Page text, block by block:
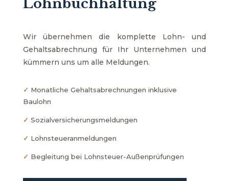
Lohnbuchhaltung
Wir übernehmen die komplette Lohn- und
Gehaltsabrechnung für Ihr Unternehmen und
kümmern uns um alle Meldungen.
✓ Monatliche Gehaltsabrechnungen inklusive
Baulohn
✓ Sozialversicherungsmeldungen
✓ Lohnsteueranmeldungen
✓ Begleitung bei Lohnsteuer-Außenprüfungen